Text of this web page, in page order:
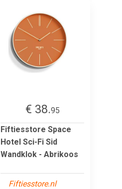
€ 38.95
Fiftiesstore Space
Hotel Sci-Fi Sid
Wandklok - Abrikoos
Fiftiesstore.nl